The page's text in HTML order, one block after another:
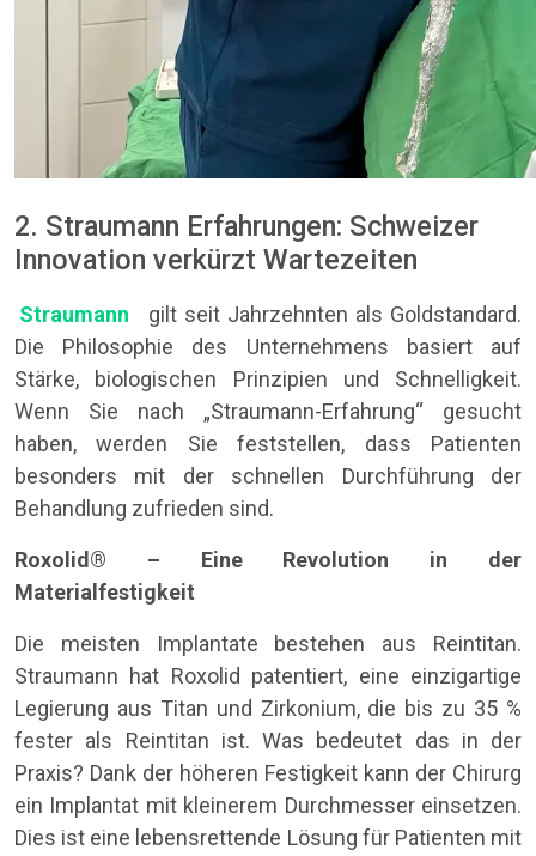
2. Straumann Erfahrungen: Schweizer
Innovation verkürzt Wartezeiten
Straumann
gilt seit Jahrzehnten als Goldstandard.
Die Philosophie des Unternehmens basiert auf
Stärke, biologischen Prinzipien und Schnelligkeit.
Wenn Sie nach „Straumann-Erfahrung“ gesucht
haben, werden Sie feststellen, dass Patienten
besonders mit der schnellen Durchführung der
Behandlung zufrieden sind.
Roxolid® – Eine Revolution in der
Materialfestigkeit
Die meisten Implantate bestehen aus Reintitan.
Straumann hat Roxolid patentiert, eine einzigartige
Legierung aus Titan und Zirkonium, die bis zu 35 %
fester als Reintitan ist. Was bedeutet das in der
Praxis? Dank der höheren Festigkeit kann der Chirurg
ein Implantat mit kleinerem Durchmesser einsetzen.
Dies ist eine lebensrettende Lösung für Patienten mit